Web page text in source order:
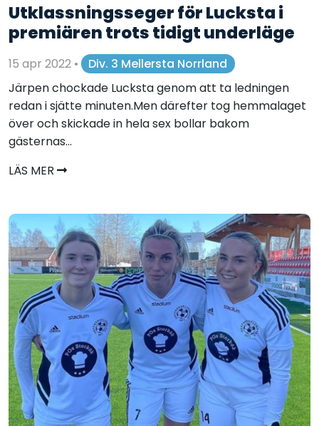
Utklassningsseger för Lucksta i
premiären trots tidigt underläge
15 apr 2022 •
Div. 3 Mellersta Norrland
Järpen chockade Lucksta genom att ta ledningen
redan i sjätte minuten.Men därefter tog hemmalaget
över och skickade in hela sex bollar bakom
gästernas...
LÄS MER